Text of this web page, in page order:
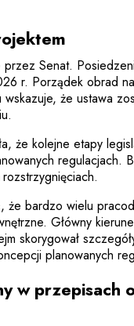
Senat.
r. Porządek obrad
że ustawa
że kolejne etapy
regulacjach.
że bardzo wielu
Główny
skorygował
planowanych
w przepisach